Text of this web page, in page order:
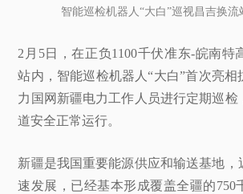
智能巡检机器人“大白”巡视昌吉换
2月5日，在正负1100千伏准东-皖南特
站内，智能巡检机器人“大白”首次亮相
力国网新疆电力工作人员进行定期巡检
道安全正常运行。
新疆是我国重要能源供应和输送基地，
速发展，已经基本形成覆盖全疆的750